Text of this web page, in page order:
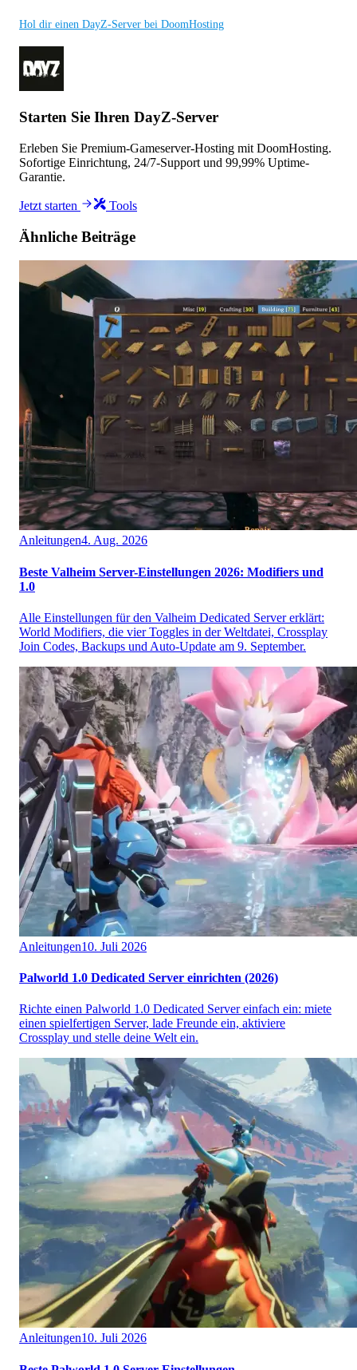
Hol dir einen DayZ-Server bei DoomHosting
Starten Sie Ihren DayZ-Server
Erleben Sie Premium-Gameserver-Hosting mit DoomHosting.
Sofortige Einrichtung, 24/7-Support und 99,99% Uptime-
Garantie.
Jetzt starten Tools
Ähnliche Beiträge
Anleitungen4. Aug. 2026
Beste Valheim Server-Einstellungen 2026: Modifiers und
1.0
Alle Einstellungen für den Valheim Dedicated Server erklärt:
World Modifiers, die vier Toggles in der Weltdatei, Crossplay
Join Codes, Backups und Auto-Update am 9. September.
Anleitungen10. Juli 2026
Palworld 1.0 Dedicated Server einrichten (2026)
Richte einen Palworld 1.0 Dedicated Server einfach ein: miete
einen spielfertigen Server, lade Freunde ein, aktiviere
Crossplay und stelle deine Welt ein.
Anleitungen10. Juli 2026